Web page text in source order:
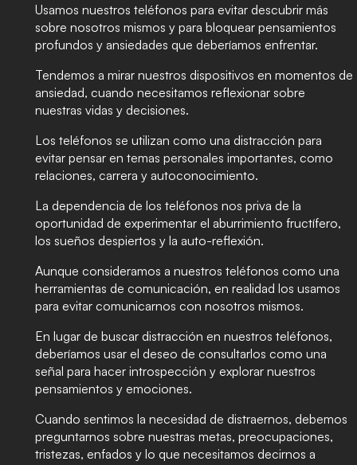
Usamos nuestros teléfonos para evitar descubrir más
sobre nosotros mismos y para bloquear pensamientos
profundos y ansiedades que deberíamos enfrentar.
Tendemos a mirar nuestros dispositivos en momentos de
ansiedad, cuando necesitamos reflexionar sobre
nuestras vidas y decisiones.
Los teléfonos se utilizan como una distracción para
evitar pensar en temas personales importantes, como
relaciones, carrera y autoconocimiento.
La dependencia de los teléfonos nos priva de la
oportunidad de experimentar el aburrimiento fructífero,
los sueños despiertos y la auto-reflexión.
Aunque consideramos a nuestros teléfonos como una
herramientas de comunicación, en realidad los usamos
para evitar comunicarnos con nosotros mismos.
En lugar de buscar distracción en nuestros teléfonos,
deberíamos usar el deseo de consultarlos como una
señal para hacer introspección y explorar nuestros
pensamientos y emociones.
Cuando sentimos la necesidad de distraernos, debemos
preguntarnos sobre nuestras metas, preocupaciones,
tristezas, enfados y lo que necesitamos decirnos a